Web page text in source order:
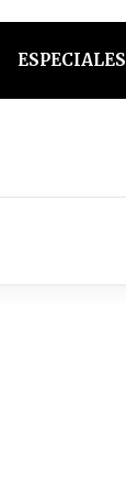
ESPECIALES